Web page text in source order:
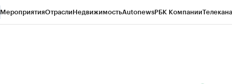
МероприятияОтраслиНедвижимостьAutonewsРБК Компании